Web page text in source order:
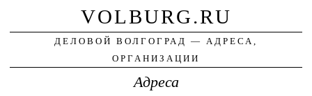
VOLBURG.RU
ДЕЛОВОЙ ВОЛГОГРАД — АДРЕСА,
ОРГАНИЗАЦИИ
Адреса